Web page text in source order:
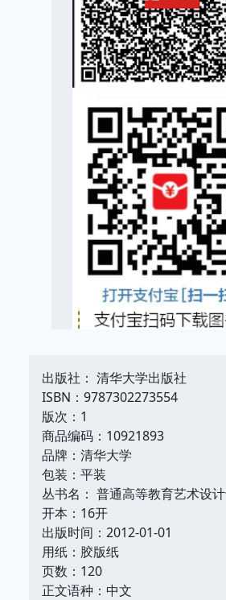
出版社： 清华大学出版社
ISBN：9787302273554
版次：1
商品编码：10921893
品牌：清华大学
包装：平装
丛书名： 普通高等教育艺术设
开本：16开
出版时间：2012-01-01
用纸：胶版纸
页数：120
正文语种：中文